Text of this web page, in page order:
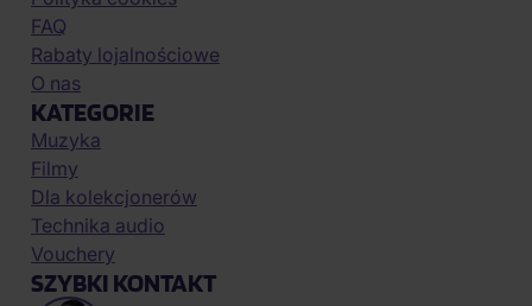
FAQ
Rabaty lojalnościowe
O nas
KATEGORIE
Muzyka
Filmy
Dla kolekcjonerów
Technika audio
Vouchery
SZYBKI KONTAKT